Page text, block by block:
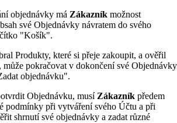
objednávky má Zákazník možnost
své Objednávky návratem do svého
"Košík".
Produkty, které si přeje zakoupit, a ověřil
může pokračovat v dokončení své Objednávky
objednávku".
Objednávku, musí Zákazník předem
podmínky při vytváření svého Účtu a při
shrnutí své objednávky a zadat různé